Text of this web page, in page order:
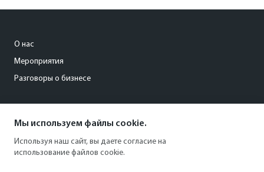
О нас
Мероприятия
Разговоры о бизнесе
+7 (495) 797-69-70
Мы используем файлы cookie.
Используя наш сайт, вы даете согласие на
использование файлов cookie.